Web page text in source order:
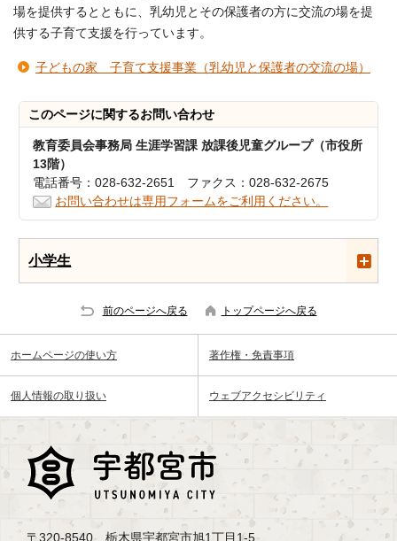
場を提供するとともに、乳幼児とその保護者の方に交流の場を提
供する子育て支援を行っています。
子どもの家 子育て支援事業（乳幼児と保護者の交流の場）
このページに関するお問い合わせ
教育委員会事務局 生涯学習課 放課後児童グループ（市役所
13階）
電話番号：028-632-2651 ファクス：028-632-2675
お問い合わせは専用フォームをご利用ください。
小学生
前のページへ戻る トップページへ戻る
ホームページの使い方 著作権・免責事項
個人情報の取り扱い ウェブアクセシビリティ
〒320-8540 栃木県宇都宮市旭1丁目1-5